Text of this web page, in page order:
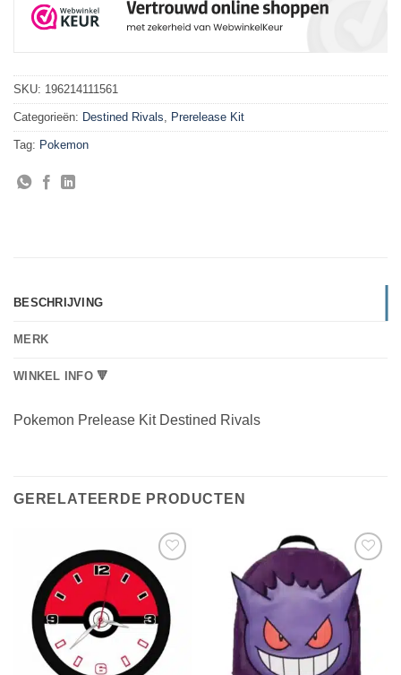
SKU: 196214111561
Categorieën: Destined Rivals, Prerelease Kit
Tag: Pokemon
BESCHRIJVING
MERK
WINKEL INFO 🔻
Pokemon Prelease Kit Destined Rivals
GERELATEERDE PRODUCTEN